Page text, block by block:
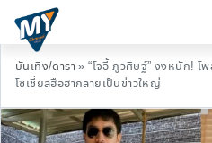
บันเทิง/ดารา»“โจอี้ ภูวศิษฐ์” งงหนัก! โ
โซเชี่ยลฮือฮากลายเป็นข่าวใหญ่